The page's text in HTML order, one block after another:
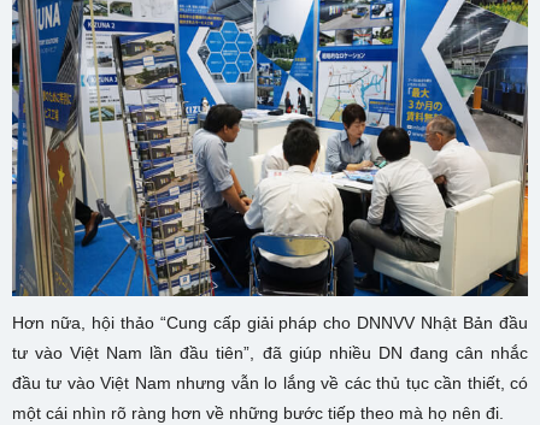
Hơn nữa, hội thảo “Cung cấp giải pháp cho DNNVV Nhật Bản đầu
tư vào Việt Nam lần đầu tiên”, đã giúp nhiều DN đang cân nhắc
đầu tư vào Việt Nam nhưng vẫn lo lắng về các thủ tục cần thiết, có
một cái nhìn rõ ràng hơn về những bước tiếp theo mà họ nên đi.